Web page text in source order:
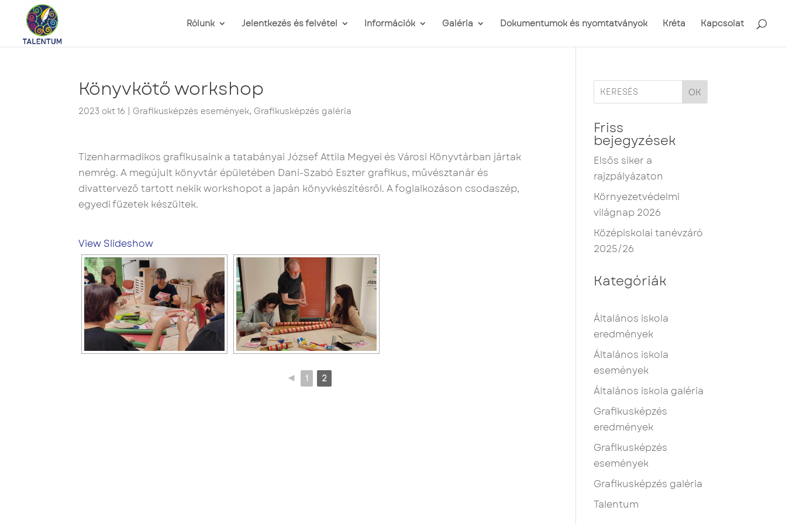
Rólunk Jelentkezés és felvétel Információk Galéria Dokumentumok és nyomtatványok Kréta Kapcsolat
Könyvkötő workshop
2023 okt 16 Grafikusképzés események, Grafikusképzés galéria
Tizenharmadikos grafikusaink a tatabányai József Attila Megyei és Városi Könyvtárban jártak
nemrég. A megújult könyvtár épületében Dani-Szabó Eszter grafikus, művésztanár és
divattervező tartott nekik workshopot a japán könyvkészítésről. A foglalkozáson csodaszép,
egyedi füzetek készültek.
View Slideshow
◄ 1 2
OK
Friss
bejegyzések
Elsős siker a
rajzpályázaton
Környezetvédelmi
világnap 2026
Középiskolai tanévzáró
2025/26
Kategóriák
Általános iskola
eredmények
Általános iskola
események
Általános iskola galéria
Grafikusképzés
eredmények
Grafikusképzés
események
Grafikusképzés galéria
Talentum